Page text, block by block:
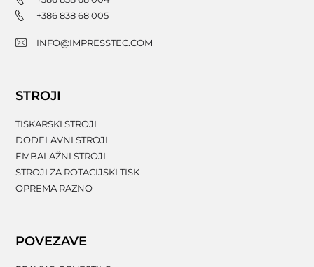
+386 838 68 005
INFO@IMPRESSTEC.COM
STROJI
TISKARSKI STROJI
DODELAVNI STROJI
EMBALAŽNI STROJI
STROJI ZA ROTACIJSKI TISK
OPREMA RAZNO
POVEZAVE